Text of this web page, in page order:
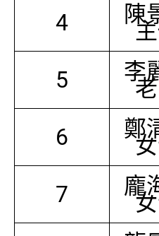
4 陳
5 李
6 鄭
7 龐